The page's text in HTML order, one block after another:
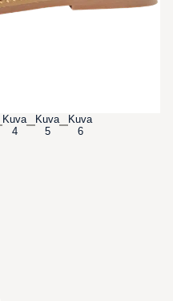
Kuva
4
Kuva
5
Kuva
6